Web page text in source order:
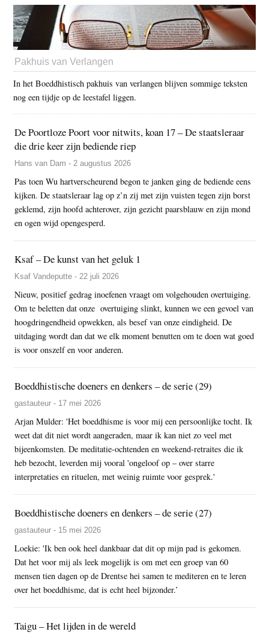
Pakhuis van Verlangen
In het Boeddhistisch pakhuis van verlangen blijven sommige teksten
nog een tijdje op de leestafel liggen.
De Poortloze Poort voor nitwits, koan 17 – De staatsleraar
die drie keer zijn bediende riep
Hans van Dam - 2 augustus 2026
Pas toen Wu hartverscheurend begon te janken ging de bediende eens
kijken. De staatsleraar lag op z’n zij met zijn vuisten tegen zijn borst
geklemd, zijn hoofd achterover, zijn gezicht paarsblauw en zijn mond
en ogen wijd opengesperd.
Ksaf – De kunst van het geluk 1
Ksaf Vandeputte - 22 juli 2026
Nieuw, positief gedrag inoefenen vraagt om volgehouden overtuiging.
Om te beletten dat onze overtuiging slinkt, kunnen we een gevoel van
hoogdringendheid opwekken, als besef van onze eindigheid. De
uitdaging wordt dan dat we elk moment benutten om te doen wat goed
is voor onszelf en voor anderen.
Boeddhistische doeners en denkers – de serie (29)
gastauteur - 17 mei 2026
Arjan Mulder: 'Het boeddhisme is voor mij een persoonlijke tocht. Ik
weet dat dit niet wordt aangeraden, maar ik kan niet zo veel met
bijeenkomsten. De meditatie-ochtenden en weekend-retraites die ik
heb bezocht, leverden mij vooral 'ongeloof op – over starre
interpretaties en rituelen, met weinig ruimte voor gesprek.'
Boeddhistische doeners en denkers – de serie (27)
gastauteur - 15 mei 2026
Loekie: 'Ik ben ook heel dankbaar dat dit op mijn pad is gekomen.
Dat het voor mij als leek mogelijk is om met een groep van 60
mensen tien dagen op de Drentse hei samen te mediteren en te leren
over het boeddhisme, dat is echt heel bijzonder.’
Taigu – Het lijden in de wereld